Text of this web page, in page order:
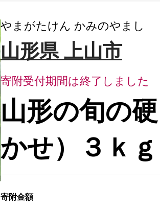
やまがたけん かみのやまし
山形県 上山市
寄附受付期間は終了しました
山形の旬の
かせ）３ｋ
寄附金額